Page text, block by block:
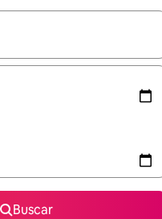
estiverem disponíveis,
Buscar